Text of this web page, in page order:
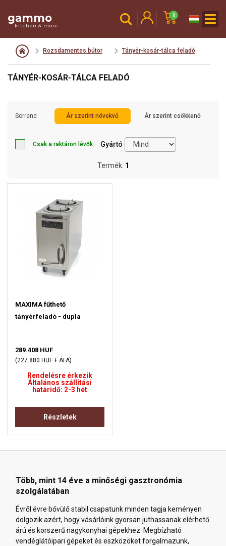
gammo
kitchen & more
0
Rozsdamentes bútor Tányér-kosár-tálca feladó
TÁNYÉR-KOSÁR-TÁLCA FELADÓ
Sorrend Ár szerint növekvő Ár szerint csökkenő
Csak a raktáron lévők Gyártó
Termék: 1
MAXIMA fűthető
tányérfeladó - dupla
289.408 HUF
(227.880 HUF + ÁFA)
Rendelésre érkezik
Általános szállítási
határidő: 2-3 hét
Részletek
Több, mint 14 éve a minőségi gasztronómia
szolgálatában
Évről évre bővülő stabil csapatunk minden tagja keményen
dolgozik azért, hogy vásárlóink gyorsan juthassanak elérhető
árú és korszerű nagykonyhai gépekhez. Megbízható
vendéglátóipari gépeket és eszközöket forgalmazunk,